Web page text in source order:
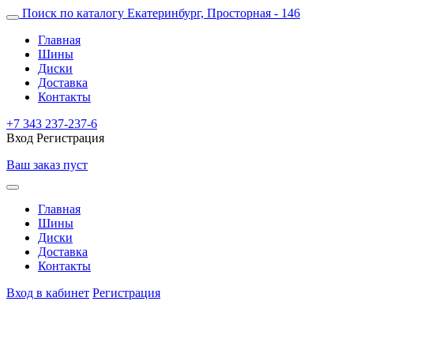
Поиск по каталогу Екатеринбург, Просторная - 146
Главная
Шины
Диски
Доставка
Контакты
+7 343 237-237-6
Вход Регистрация
Ваш заказ пуст
Главная
Шины
Диски
Доставка
Контакты
Вход в кабинет Регистрация